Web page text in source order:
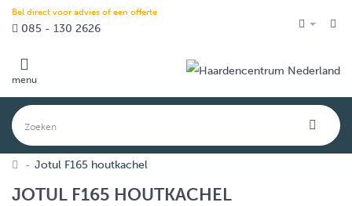
Bel direct voor advies of een offerte
085 - 130 2626
menu
Jotul F165 houtkachel
JOTUL F165 HOUTKACHEL